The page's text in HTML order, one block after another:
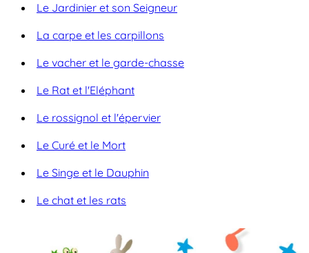
Le Jardinier et son Seigneur
La carpe et les carpillons
Le vacher et le garde-chasse
Le Rat et l'Eléphant
Le rossignol et l'épervier
Le Curé et le Mort
Le Singe et le Dauphin
Le chat et les rats